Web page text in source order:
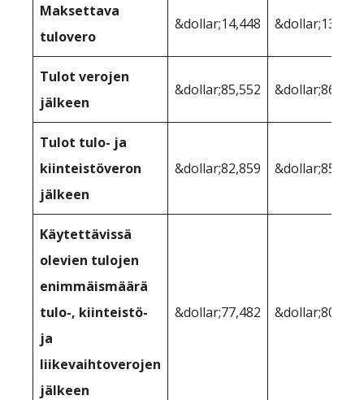
Maksettava
tulovero
&dollar;14,448 &dollar;13,596
Tulot verojen
jälkeen
&dollar;85,552 &dollar;86,404
Tulot tulo- ja
kiinteistöveron
jälkeen
&dollar;82,859 &dollar;85,672
Käytettävissä
olevien tulojen
enimmäismäärä
tulo-, kiinteistö-
ja
liikevaihtoverojen
jälkeen
&dollar;77,482 &dollar;80,428